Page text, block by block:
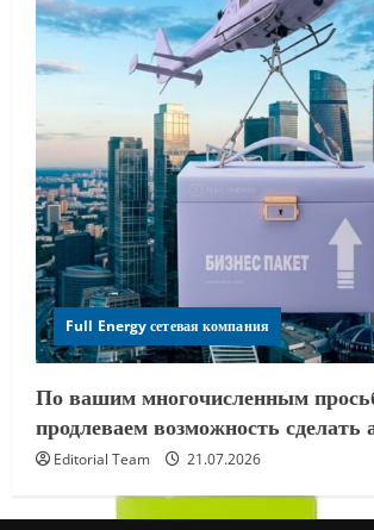
Full Energy сетевая компания
По вашим многочисленным
продлеваем возможность сделать
Editorial Team 21.07.2026